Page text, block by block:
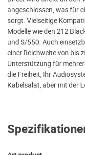
angeschlossen, was für
sorgt. Vielseitige
Modelle wie den 212
und S/550. Auch
einer Reichweite von bis
Unterstützung für
die Freiheit, Ihr
Kabelsalat, aber mit der